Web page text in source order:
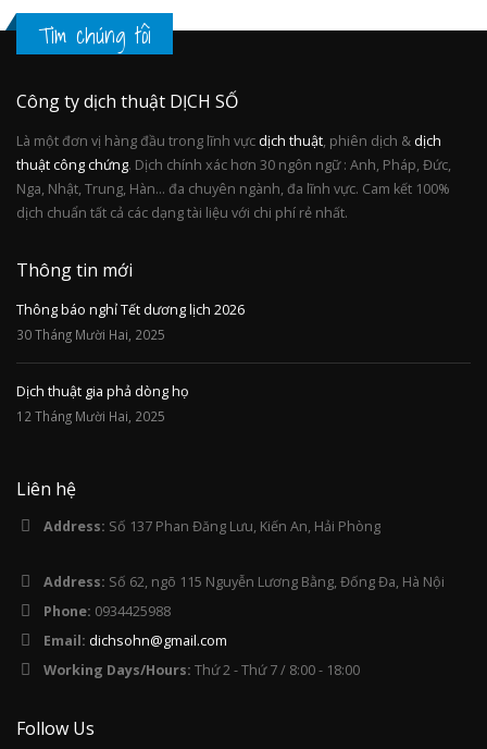
Tìm chúng tôi
Công ty dịch thuật DỊCH SỐ
Là một đơn vị hàng đầu trong lĩnh vực dịch thuật, phiên dịch & dịch
thuật công chứng. Dịch chính xác hơn 30 ngôn ngữ : Anh, Pháp, Đức,
Nga, Nhật, Trung, Hàn... đa chuyên ngành, đa lĩnh vực. Cam kết 100%
dịch chuẩn tất cả các dạng tài liệu với chi phí rẻ nhất.
Thông tin mới
Thông báo nghỉ Tết dương lịch 2026
30 Tháng Mười Hai, 2025
Dịch thuật gia phả dòng họ
12 Tháng Mười Hai, 2025
Liên hệ
Address: Số 137 Phan Đăng Lưu, Kiến An, Hải Phòng
Address: Số 62, ngõ 115 Nguyễn Lương Bằng, Đống Đa, Hà Nội
Phone: 0934425988
Email: dichsohn@gmail.com
Working Days/Hours: Thứ 2 - Thứ 7 / 8:00 - 18:00
Follow Us